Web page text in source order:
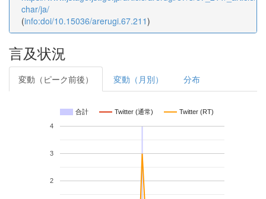
char/ja/
(info:doi/10.15036/arerugi.67.211)
言及状況
変動（ピーク前後） 変動（月別） 分布
合計 Twitter (通常) Twitter (RT)
2
3
4